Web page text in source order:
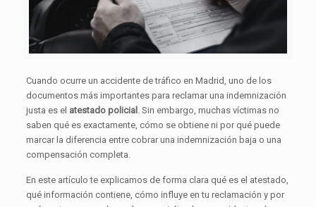
Cuando ocurre un accidente de tráfico en Madrid, uno de los
documentos más importantes para reclamar una indemnización
justa es el atestado policial. Sin embargo, muchas víctimas no
saben qué es exactamente, cómo se obtiene ni por qué puede
marcar la diferencia entre cobrar una indemnización baja o una
compensación completa.
En este artículo te explicamos de forma clara qué es el atestado,
qué información contiene, cómo influye en tu reclamación y por